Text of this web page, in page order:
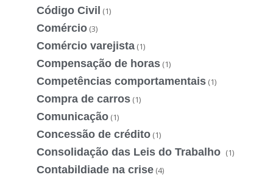
Código Civil (1)
Comércio (3)
Comércio varejista (1)
Compensação de horas (1)
Competências comportamentais (1)
Compra de carros (1)
Comunicação (1)
Concessão de crédito (1)
Consolidação das Leis do Trabalho (1)
Contabildiade na crise (4)